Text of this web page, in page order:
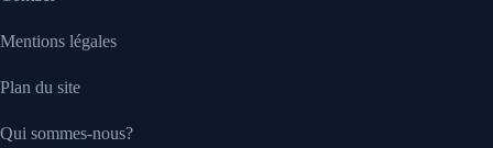
Mentions légales
Plan du site
Qui sommes-nous?